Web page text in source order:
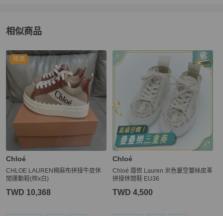
相似商品
更多相似Chloé女鞋推薦精品
降價
Chloé
CHLOE LAUREN棉麻布拼接牛皮休
閒運動鞋(棕x白)
TWD 10,368
Chloé
Chloé 蔻依 Lauren 米色簍空蕾絲皮革
拼接休閒鞋 EU36
TWD 4,500